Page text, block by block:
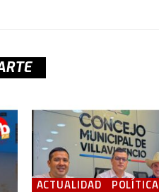
ACTUALIDAD
POLÍTICA